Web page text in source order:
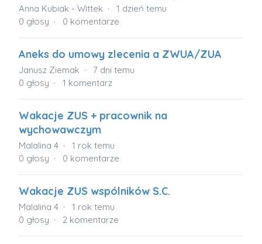
Anna Kubiak - Wittek
1 dzień temu
0 głosy 0 komentarze
Aneks do umowy zlecenia a ZWUA/ZUA
Janusz Ziemak
7 dni temu
0 głosy 1 komentarz
Wakacje ZUS + pracownik na
wychowawczym
Malalina 4
1 rok temu
0 głosy 0 komentarze
Wakacje ZUS wspólników S.C.
Malalina 4
1 rok temu
0 głosy 2 komentarze